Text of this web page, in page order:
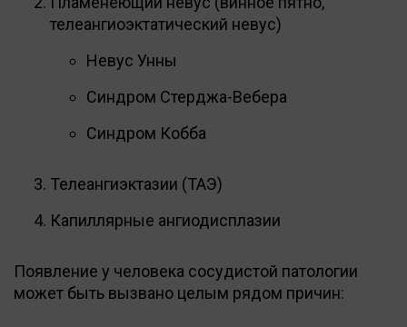
телеангиоэктатический невус)
Невус Унны
Синдром Стерджа-Вебера
Синдром Кобба
Телеангиэктазии (ТАЭ)
Капиллярные ангиодисплазии
Появление у человека сосудистой патологии
может быть вызвано целым рядом причин: